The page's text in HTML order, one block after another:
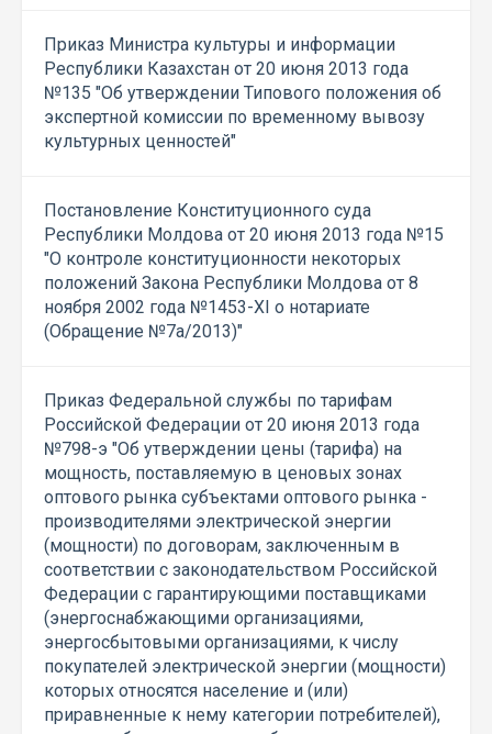
Приказ Министра культуры и информации
Республики Казахстан от 20 июня 2013 года
№135 "Об утверждении Типового положения об
экспертной комиссии по временному вывозу
культурных ценностей"
Постановление Конституционного суда
Республики Молдова от 20 июня 2013 года №15
"О контроле конституционности некоторых
положений Закона Республики Молдова от 8
ноября 2002 года №1453-XI о нотариате
(Обращение №7a/2013)"
Приказ Федеральной службы по тарифам
Российской Федерации от 20 июня 2013 года
№798-э "Об утверждении цены (тарифа) на
мощность, поставляемую в ценовых зонах
оптового рынка субъектами оптового рынка -
производителями электрической энергии
(мощности) по договорам, заключенным в
соответствии с законодательством Российской
Федерации с гарантирующими поставщиками
(энергоснабжающими организациями,
энергосбытовыми организациями, к числу
покупателей электрической энергии (мощности)
которых относятся население и (или)
приравненные к нему категории потребителей),